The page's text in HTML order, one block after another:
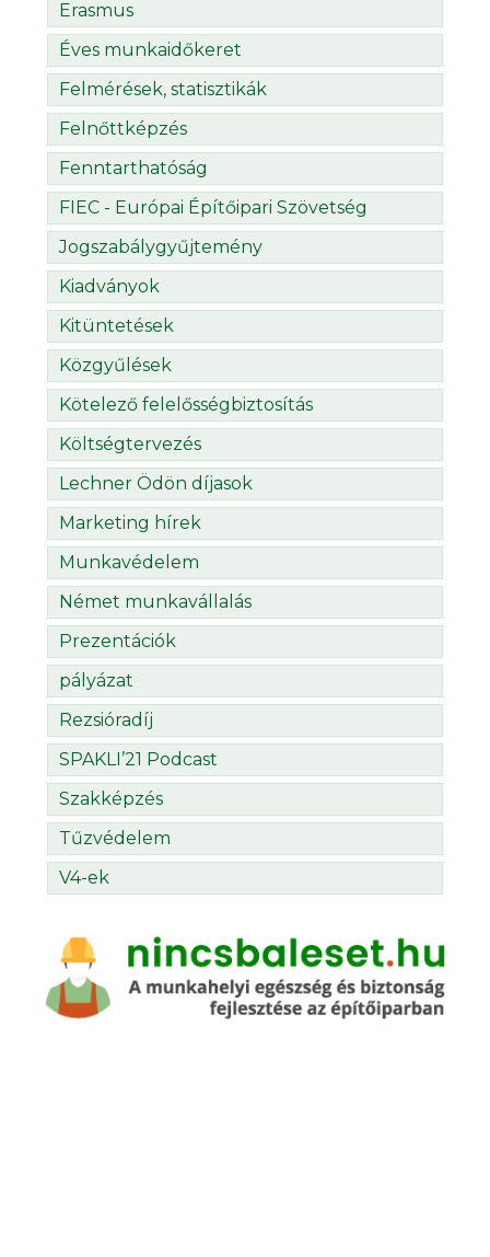
Erasmus
Éves munkaidőkeret
Felmérések, statisztikák
Felnőttképzés
Fenntarthatóság
FIEC - Európai Építőipari Szövetség
Jogszabálygyűjtemény
Kiadványok
Kitüntetések
Közgyűlések
Kötelező felelősségbiztosítás
Költségtervezés
Lechner Ödön díjasok
Marketing hírek
Munkavédelem
Német munkavállalás
Prezentációk
pályázat
Rezsióradíj
SPAKLI’21 Podcast
Szakképzés
Tűzvédelem
V4-ek